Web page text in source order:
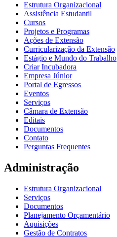
Estrutura Organizacional
Assistência Estudantil
Cursos
Projetos e Programas
Ações de Extensão
Curricularização da Extensão
Estágio e Mundo do Trabalho
Criar Incubadora
Empresa Júnior
Portal de Egressos
Eventos
Serviços
Câmara de Extensão
Editais
Documentos
Contato
Perguntas Frequentes
Administração
Estrutura Organizacional
Serviços
Documentos
Planejamento Orçamentário
Aquisições
Gestão de Contratos